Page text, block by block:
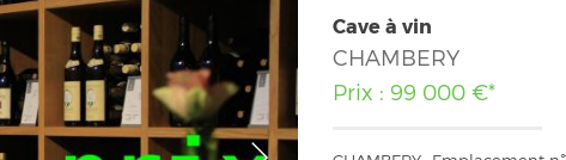
Cave à vin
CHAMBERY
Prix : 99 000 €*